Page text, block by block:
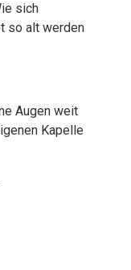
sich
so alt werden
Augen weit
Kapelle